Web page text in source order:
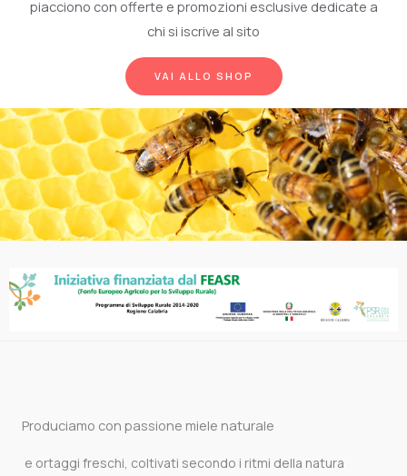
piacciono con offerte e promozioni esclusive dedicate a
chi si iscrive al sito
VAI ALLO SHOP
Produciamo con passione miele naturale
e ortaggi freschi, coltivati secondo i ritmi della natura